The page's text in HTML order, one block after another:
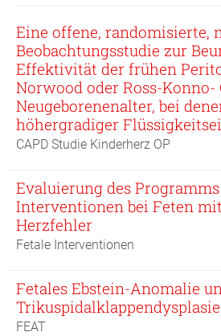
Eine offene, randomisierte,
Beobachtungsstudie zur
Effektivität der frühen
Norwood oder Ross-
Neugeborenenalter, bei
höhergradiger
CAPD Studie Kinderherz OP
Evaluierung des
Interventionen bei Feten
Herzfehler
Fetale Interventionen
Fetales Ebstein-Anomalie
FEAT